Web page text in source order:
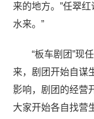
来的地方。”任翠
水来。”
“板车剧团”现
来，剧团开始自谋
影响，剧团的经营
大家开始各自找营